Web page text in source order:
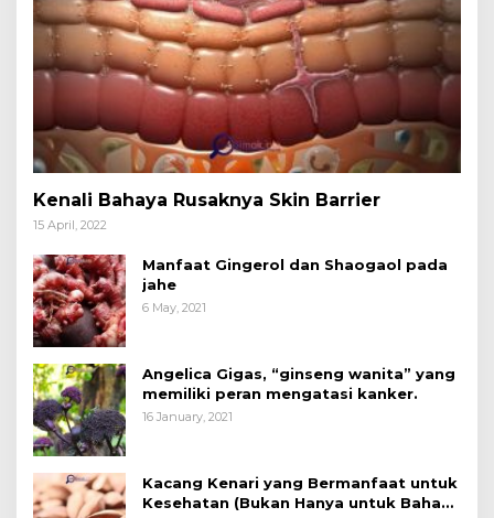
Kenali Bahaya Rusaknya Skin Barrier
15 April, 2022
Manfaat Gingerol dan Shaogaol pada
jahe
6 May, 2021
Angelica Gigas, “ginseng wanita” yang
memiliki peran mengatasi kanker.
16 January, 2021
Kacang Kenari yang Bermanfaat untuk
Kesehatan (Bukan Hanya untuk Bahan